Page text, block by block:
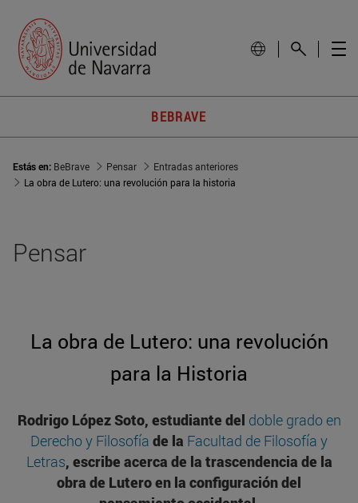
BEBRAVE
Estás en: BeBrave Pensar
Entradas anteriores
La obra de Lutero: una revolución para la historia
Pensar
La obra de Lutero: una revolución
para la Historia
Rodrigo López Soto, estudiante del doble grado en
Derecho y Filosofía de la Facultad de Filosofía y
Letras, escribe acerca de la trascendencia de la
obra de Lutero en la configuración del